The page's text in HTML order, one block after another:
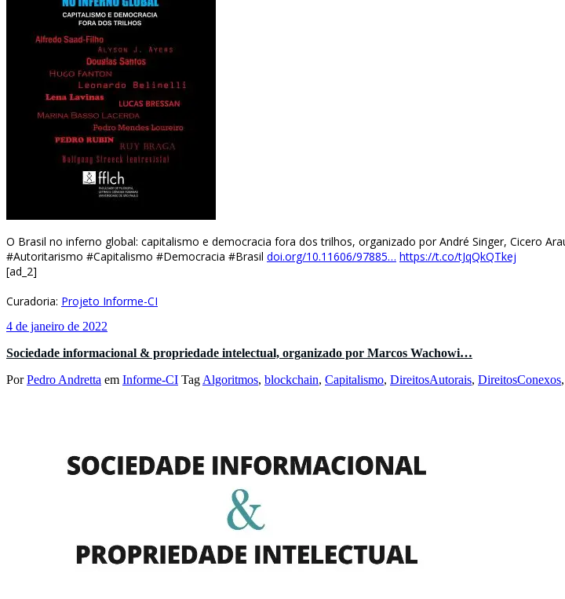
O Brasil no inferno global: capitalismo e democracia fora dos trilhos, organizado por André Singer, Cicero
#Autoritarismo #Capitalismo #Democracia #Brasil doi.org/10.11606/97885… https://t.co/tJqQkQTkej
[ad_2]
Curadoria: Projeto Informe-CI
4 de janeiro de 2022
Sociedade informacional & propriedade intelectual, organizado por Marcos Wachowi…
PorPedro Andretta em Informe-CI Tag Algoritmos, blockchain, Capitalismo, DireitosAutorais, DireitosConexos,